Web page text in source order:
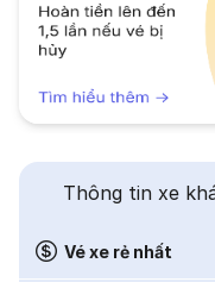
Thông tin xe
Vé xe rẻ nhất